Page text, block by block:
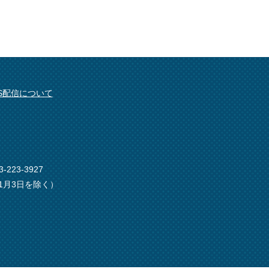
配信について
223-3927
3日を除く）